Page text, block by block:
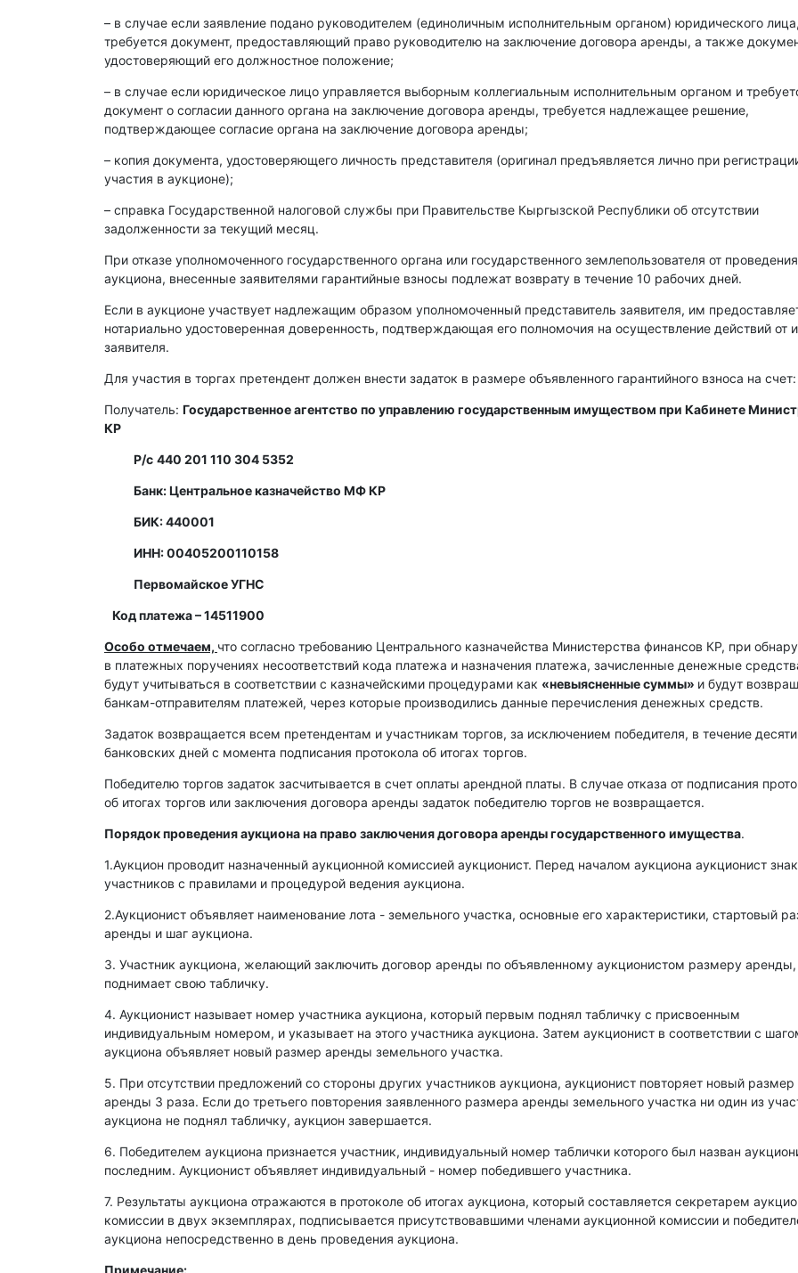
– в случае если заявление подано руководителем (единоличным исполнительным органом) юридического лица,
требуется документ, предоставляющий право руководителю на заключение договора аренды, а также
удостоверяющий его должностное положение;
– в случае если юридическое лицо управляется выборным коллегиальным исполнительным органом и
документ о согласии данного органа на заключение договора аренды, требуется надлежащее решение,
подтверждающее согласие органа на заключение договора аренды;
– копия документа, удостоверяющего личность представителя (оригинал предъявляется лично при
участия в аукционе);
– справка Государственной налоговой службы при Правительстве Кыргызской Республики об отсутствии
задолженности за текущий месяц.
При отказе уполномоченного государственного органа или государственного землепользователя от проведения
аукциона, внесенные заявителями гарантийные взносы подлежат возврату в течение 10 рабочих дней.
Если в аукционе участвует надлежащим образом уполномоченный представитель заявителя, им
нотариально удостоверенная доверенность, подтверждающая его полномочия на осуществление действий от
заявителя.
Для участия в торгах претендент должен внести задаток в размере объявленного гарантийного взноса на счет:
Получатель: Государственное агентство по управлению государственным имуществом при Кабинете
КР
Р/с 440 201 110 304 5352
Банк: Центральное казначейство МФ КР
БИК: 440001
ИНН: 00405200110158
Первомайское УГНС
Код платежа – 14511900
Особо отмечаем, что согласно требованию Центрального казначейства Министерства финансов КР, при
в платежных поручениях несоответствий кода платежа и назначения платежа, зачисленные денежные
будут учитываться в соответствии с казначейскими процедурами как «невыясненные суммы» и будут
банкам-отправителям платежей, через которые производились данные перечисления денежных средств.
Задаток возвращается всем претендентам и участникам торгов, за исключением победителя, в течение десяти
банковских дней с момента подписания протокола об итогах торгов.
Победителю торгов задаток засчитывается в счет оплаты арендной платы. В случае отказа от подписания
об итогах торгов или заключения договора аренды задаток победителю торгов не возвращается.
Порядок проведения аукциона на право заключения договора аренды государственного имущества.
1.Аукцион проводит назначенный аукционной комиссией аукционист. Перед началом аукциона аукционист
участников с правилами и процедурой ведения аукциона.
2.Аукционист объявляет наименование лота - земельного участка, основные его характеристики, стартовый
аренды и шаг аукциона.
3. Участник аукциона, желающий заключить договор аренды по объявленному аукционистом размеру аренды,
поднимает свою табличку.
4. Аукционист называет номер участника аукциона, который первым поднял табличку с присвоенным
индивидуальным номером, и указывает на этого участника аукциона. Затем аукционист в соответствии с
аукциона объявляет новый размер аренды земельного участка.
5. При отсутствии предложений со стороны других участников аукциона, аукционист повторяет новый размер
аренды 3 раза. Если до третьего повторения заявленного размера аренды земельного участка ни один из
аукциона не поднял табличку, аукцион завершается.
6. Победителем аукциона признается участник, индивидуальный номер таблички которого был назван
последним. Аукционист объявляет индивидуальный - номер победившего участника.
7. Результаты аукциона отражаются в протоколе об итогах аукциона, который составляется секретарем
комиссии в двух экземплярах, подписывается присутствовавшими членами аукционной комиссии и
аукциона непосредственно в день проведения аукциона.
Примечание: